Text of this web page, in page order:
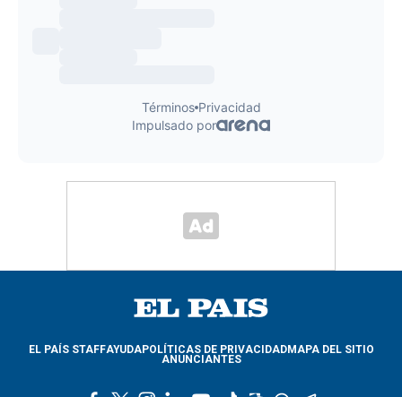
EL PAÍS STAFFAYUDAPOLÍTICAS DE PRIVACIDADMAPA DEL SITIO
ANUNCIANTES